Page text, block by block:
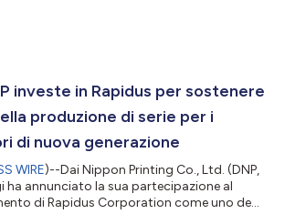
investe in Rapidus per sostenere
produzione di serie per i
di nuova generazione
WIRE)--Dai Nippon Printing Co., Ltd. (DNP,
ha annunciato la sua partecipazione al
di Rapidus Corporation come uno degli